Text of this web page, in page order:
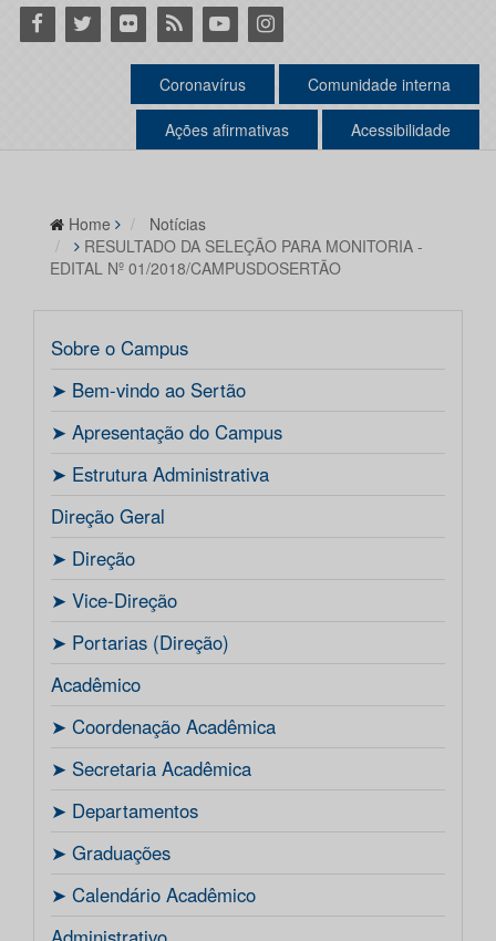
Facebook
Twitter Flickr RSS YoutubeInstagram
Coronavírus Comunidade interna
Ações afirmativas Acessibilidade
Home
Notícias
RESULTADO DA SELEÇÃO PARA MONITORIA -
EDITAL Nº 01/2018/CAMPUSDOSERTÃO
Sobre o Campus
ㅤ➤ Bem-vindo ao Sertão
ㅤ➤ Apresentação do Campus
ㅤ➤ Estrutura Administrativa
Direção Geral
ㅤ➤ Direção
ㅤ➤ Vice-Direção
ㅤ➤ Portarias (Direção)
Acadêmico
ㅤ➤ Coordenação Acadêmica
ㅤㅤ➤ Secretaria Acadêmica
ㅤ➤ Departamentos
ㅤ➤ Graduações
ㅤ➤ Calendário Acadêmico